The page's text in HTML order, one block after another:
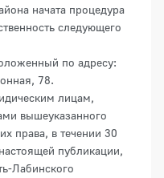
начата процедура
следующего
по адресу:
78.
лицам,
вышеуказанного
права, в течении 30
публикации,
Лабинского